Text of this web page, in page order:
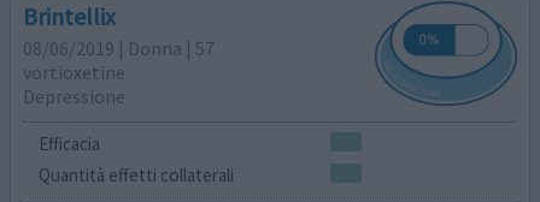
Brintellix
08/06/2019 | Donna | 57
vortioxetine
Depressione
Efficacia
Quantità effetti collaterali